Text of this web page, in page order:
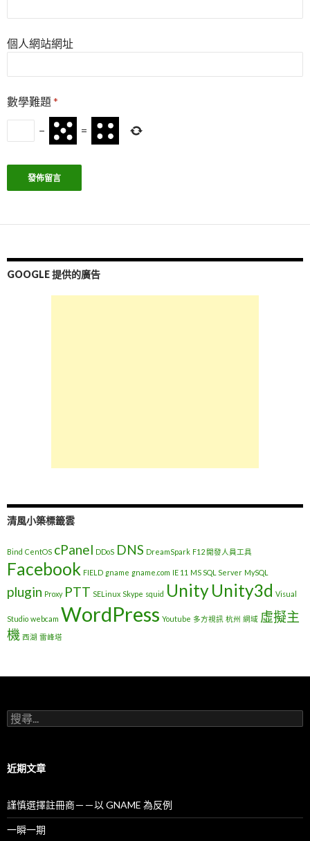
個人網站網址
數學難題*
− =
GOOGLE 提供的廣告
清風小築標籤雲
Bind CentOS cPanel DDoS DNS DreamSpark F12 開發人員工具
Facebook FIELD gname gname.com IE 11 MS SQL Server MySQL
plugin Proxy PTT SELinux Skype squid UnityUnity3d Visual
Studio webcam WordPress Youtube 多方視訊 杭州 網域 虛擬主
機 西湖 雷峰塔
搜
尋
字
近期文章
謹慎選擇註冊商－－以 GNAME 為反例
一瞬一期